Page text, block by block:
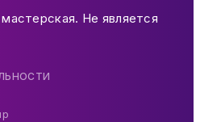
Не является